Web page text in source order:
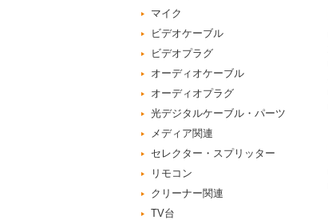
マイク
ビデオケーブル
ビデオプラグ
オーディオケーブル
オーディオプラグ
光デジタルケーブル・パーツ
メディア関連
セレクター・スプリッター
リモコン
クリーナー関連
TV台